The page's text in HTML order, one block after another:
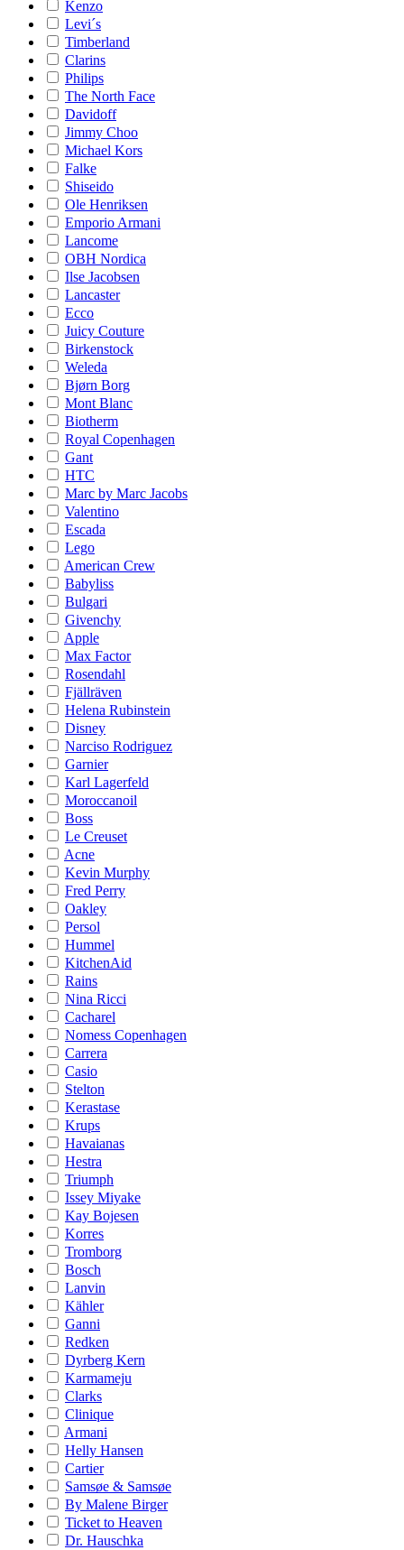
Kenzo
Levi´s
Timberland
Clarins
Philips
The North Face
Davidoff
Jimmy Choo
Michael Kors
Falke
Shiseido
Ole Henriksen
Emporio Armani
Lancome
OBH Nordica
Ilse Jacobsen
Lancaster
Ecco
Juicy Couture
Birkenstock
Weleda
Bjørn Borg
Mont Blanc
Biotherm
Royal Copenhagen
Gant
HTC
Marc by Marc Jacobs
Valentino
Escada
Lego
American Crew
Babyliss
Bulgari
Givenchy
Apple
Max Factor
Rosendahl
Fjällräven
Helena Rubinstein
Disney
Narciso Rodriguez
Garnier
Karl Lagerfeld
Moroccanoil
Boss
Le Creuset
Acne
Kevin Murphy
Fred Perry
Oakley
Persol
Hummel
KitchenAid
Rains
Nina Ricci
Cacharel
Nomess Copenhagen
Carrera
Casio
Stelton
Kerastase
Krups
Havaianas
Hestra
Triumph
Issey Miyake
Kay Bojesen
Korres
Tromborg
Bosch
Lanvin
Kähler
Ganni
Redken
Dyrberg Kern
Karmameju
Clarks
Clinique
Armani
Helly Hansen
Cartier
Samsøe & Samsøe
By Malene Birger
Ticket to Heaven
Dr. Hauschka